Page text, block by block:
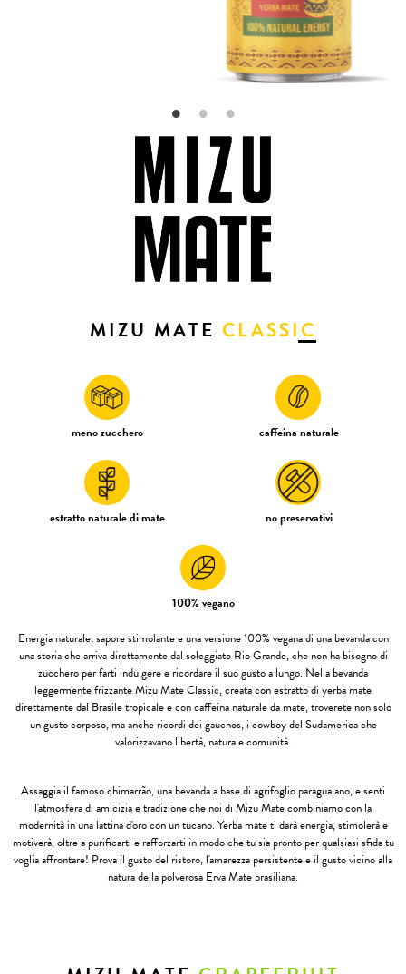
MIZU MATE CLASSIC
meno zucchero caffeina naturale
estratto naturale di mate no preservativi
100% vegano
Energia naturale, sapore stimolante e una versione 100% vegana di una bevanda con
una storia che arriva direttamente dal soleggiato Rio Grande, che non ha bisogno di
zucchero per farti indulgere e ricordare il suo gusto a lungo. Nella bevanda
leggermente frizzante Mizu Mate Classic, creata con estratto di yerba mate
direttamente dal Brasile tropicale e con caffeina naturale da mate, troverete non solo
un gusto corposo, ma anche ricordi dei gauchos, i cowboy del Sudamerica che
valorizzavano libertà, natura e comunità.
Assaggia il famoso chimarrão, una bevanda a base di agrifoglio paraguaiano, e senti
l'atmosfera di amicizia e tradizione che noi di Mizu Mate combiniamo con la
modernità in una lattina d'oro con un tucano. Yerba mate ti darà energia, stimolerà e
motiverà, oltre a purificarti e rafforzarti in modo che tu sia pronto per qualsiasi sfida tu
voglia affrontare! Prova il gusto del ristoro, l'amarezza persistente e il gusto vicino alla
natura della polverosa Erva Mate brasiliana.